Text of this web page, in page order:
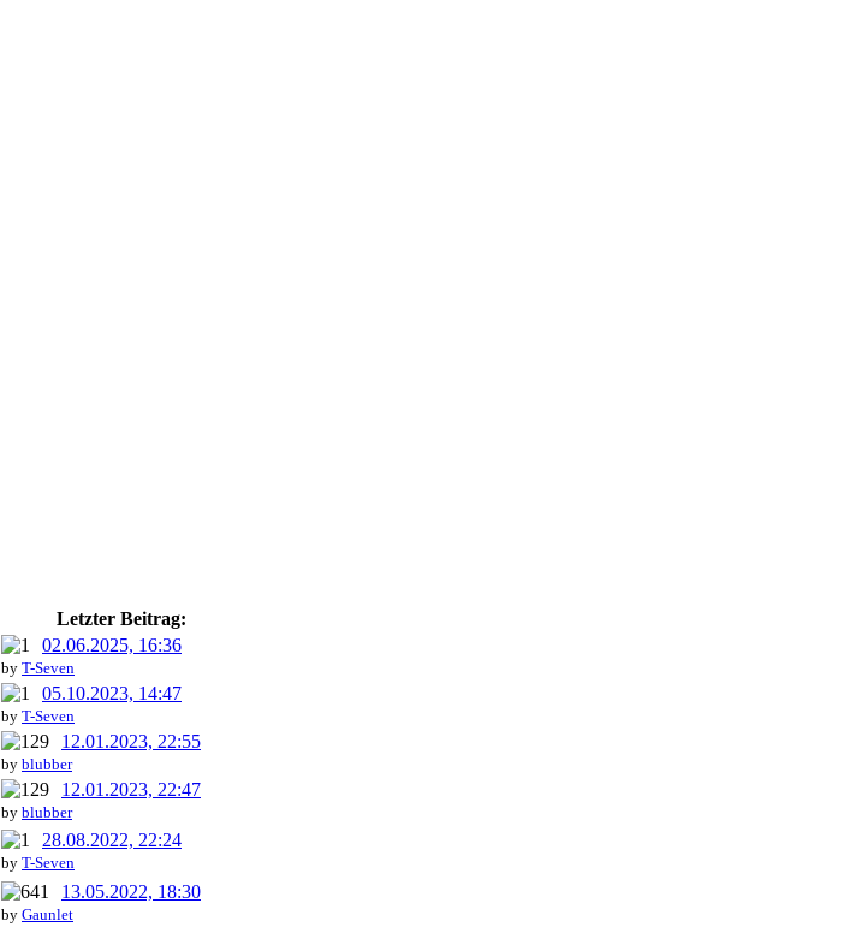
Letzter Beitrag:
02.06.2025, 16:36
by T-Seven
05.10.2023, 14:47
by T-Seven
12.01.2023, 22:55
by blubber
12.01.2023, 22:47
by blubber
28.08.2022, 22:24
by T-Seven
13.05.2022, 18:30
by Gaunlet